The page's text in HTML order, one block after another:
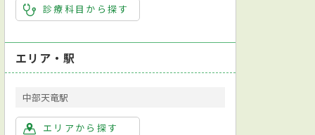
診療科目から探す
エリア・駅
中部天竜駅
エリアから探す